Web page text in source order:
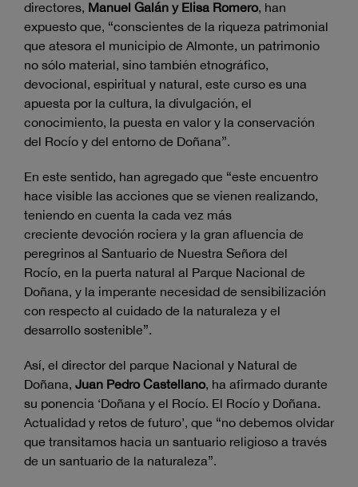
directores, Manuel Galán y Elisa Romero, han
expuesto que, “conscientes de la riqueza patrimonial
que atesora el municipio de Almonte, un patrimonio
no sólo material, sino también etnográfico,
devocional, espiritual y natural, este curso es una
apuesta por la cultura, la divulgación, el
conocimiento, la puesta en valor y la conservación
del Rocío y del entorno de Doñana”.
En este sentido, han agregado que “este encuentro
hace visible las acciones que se vienen realizando,
teniendo en cuenta la cada vez más
creciente devoción rociera y la gran afluencia de
peregrinos al Santuario de Nuestra Señora del
Rocío, en la puerta natural al Parque Nacional de
Doñana, y la imperante necesidad de sensibilización
con respecto al cuidado de la naturaleza y el
desarrollo sostenible”.
Así, el director del parque Nacional y Natural de
Doñana, Juan Pedro Castellano, ha afirmado durante
su ponencia ‘Doñana y el Rocío. El Rocío y Doñana.
Actualidad y retos de futuro’, que “no debemos olvidar
que transitamos hacia un santuario religioso a través
de un santuario de la naturaleza”.